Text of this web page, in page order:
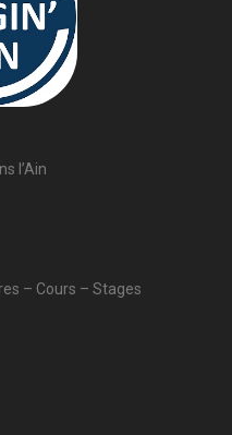
l’Ain
– Cours – Stages